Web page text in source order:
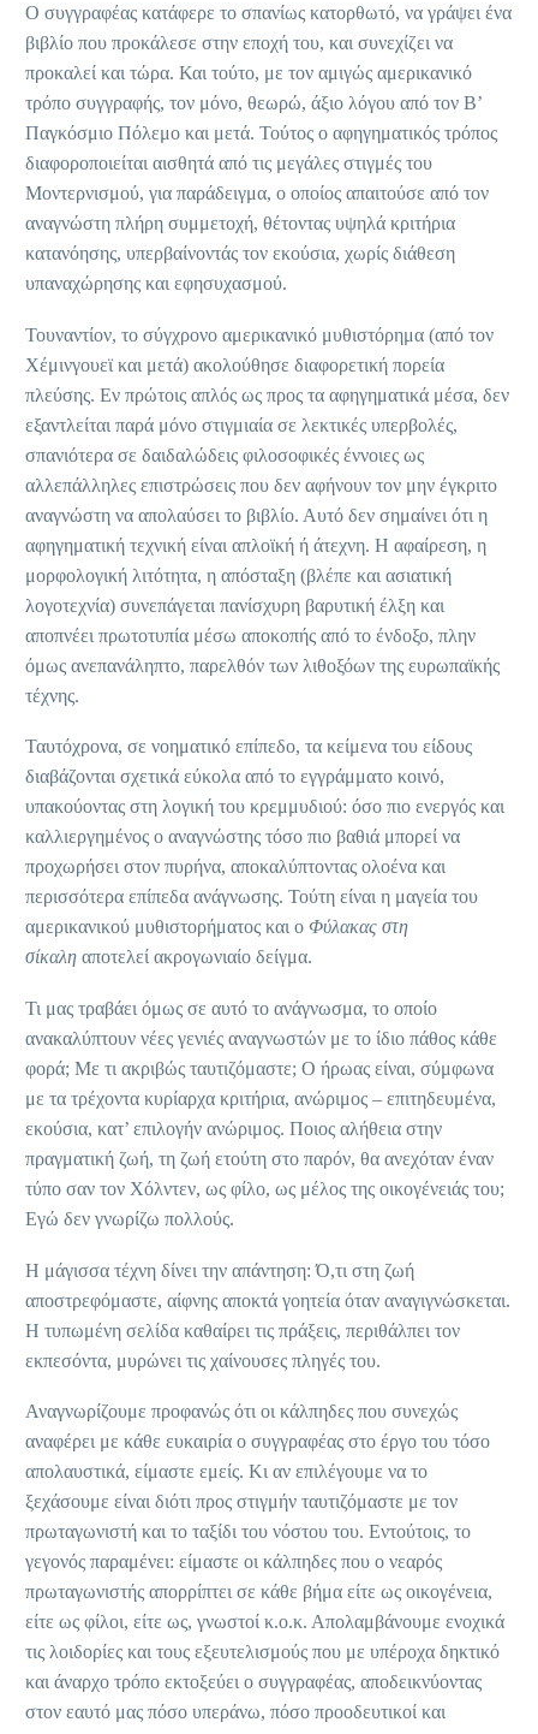
Ο συγγραφέας κατάφερε το σπανίως κατορθωτό, να γράψει ένα
βιβλίο που προκάλεσε στην εποχή του, και συνεχίζει να
προκαλεί και τώρα. Και τούτο, με τον αμιγώς αμερικανικό
τρόπο συγγραφής, τον μόνο, θεωρώ, άξιο λόγου από τον Β’
Παγκόσμιο Πόλεμο και μετά. Τούτος ο αφηγηματικός τρόπος
διαφοροποιείται αισθητά από τις μεγάλες στιγμές του
Μοντερνισμού, για παράδειγμα, ο οποίος απαιτούσε από τον
αναγνώστη πλήρη συμμετοχή, θέτοντας υψηλά κριτήρια
κατανόησης, υπερβαίνοντάς τον εκούσια, χωρίς διάθεση
υπαναχώρησης και εφησυχασμού.
Τουναντίον, το σύγχρονο αμερικανικό μυθιστόρημα (από τον
Χέμινγουεϊ και μετά) ακολούθησε διαφορετική πορεία
πλεύσης. Εν πρώτοις απλός ως προς τα αφηγηματικά μέσα, δεν
εξαντλείται παρά μόνο στιγμιαία σε λεκτικές υπερβολές,
σπανιότερα σε δαιδαλώδεις φιλοσοφικές έννοιες ως
αλλεπάλληλες επιστρώσεις που δεν αφήνουν τον μην έγκριτο
αναγνώστη να απολαύσει το βιβλίο. Αυτό δεν σημαίνει ότι η
αφηγηματική τεχνική είναι απλοϊκή ή άτεχνη. Η αφαίρεση, η
μορφολογική λιτότητα, η απόσταξη (βλέπε και ασιατική
λογοτεχνία) συνεπάγεται πανίσχυρη βαρυτική έλξη και
αποπνέει πρωτοτυπία μέσω αποκοπής από το ένδοξο, πλην
όμως ανεπανάληπτο, παρελθόν των λιθοξόων της ευρωπαϊκής
τέχνης.
Ταυτόχρονα, σε νοηματικό επίπεδο, τα κείμενα του είδους
διαβάζονται σχετικά εύκολα από το εγγράμματο κοινό,
υπακούοντας στη λογική του κρεμμυδιού: όσο πιο ενεργός και
καλλιεργημένος ο αναγνώστης τόσο πιο βαθιά μπορεί να
προχωρήσει στον πυρήνα, αποκαλύπτοντας ολοένα και
περισσότερα επίπεδα ανάγνωσης. Τούτη είναι η μαγεία του
αμερικανικού μυθιστορήματος και ο Φύλακας στη
σίκαλη αποτελεί ακρογωνιαίο δείγμα.
Τι μας τραβάει όμως σε αυτό το ανάγνωσμα, το οποίο
ανακαλύπτουν νέες γενιές αναγνωστών με το ίδιο πάθος κάθε
φορά; Με τι ακριβώς ταυτιζόμαστε; Ο ήρωας είναι, σύμφωνα
με τα τρέχοντα κυρίαρχα κριτήρια, ανώριμος – επιτηδευμένα,
εκούσια, κατ’ επιλογήν ανώριμος. Ποιος αλήθεια στην
πραγματική ζωή, τη ζωή ετούτη στο παρόν, θα ανεχόταν έναν
τύπο σαν τον Χόλντεν, ως φίλο, ως μέλος της οικογένειάς του;
Εγώ δεν γνωρίζω πολλούς.
Η μάγισσα τέχνη δίνει την απάντηση: Ό,τι στη ζωή
αποστρεφόμαστε, αίφνης αποκτά γοητεία όταν αναγιγνώσκεται.
Η τυπωμένη σελίδα καθαίρει τις πράξεις, περιθάλπει τον
εκπεσόντα, μυρώνει τις χαίνουσες πληγές του.
Αναγνωρίζουμε προφανώς ότι οι κάλπηδες που συνεχώς
αναφέρει με κάθε ευκαιρία ο συγγραφέας στο έργο του τόσο
απολαυστικά, είμαστε εμείς. Κι αν επιλέγουμε να το
ξεχάσουμε είναι διότι προς στιγμήν ταυτιζόμαστε με τον
πρωταγωνιστή και το ταξίδι του νόστου του. Εντούτοις, το
γεγονός παραμένει: είμαστε οι κάλπηδες που ο νεαρός
πρωταγωνιστής απορρίπτει σε κάθε βήμα είτε ως οικογένεια,
είτε ως φίλοι, είτε ως, γνωστοί κ.ο.κ. Απολαμβάνουμε ενοχικά
τις λοιδορίες και τους εξευτελισμούς που με υπέροχα δηκτικό
και άναρχο τρόπο εκτοξεύει ο συγγραφέας, αποδεικνύοντας
στον εαυτό μας πόσο υπεράνω, πόσο προοδευτικοί και